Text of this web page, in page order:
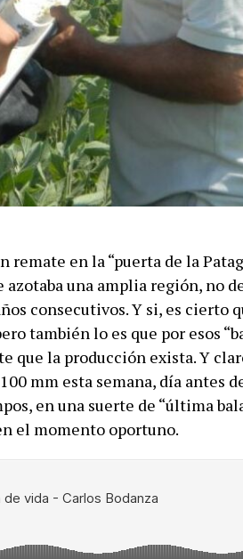
remate en la “puerta de la
una amplia región, no
consecutivos. Y si, es cierto
también lo es que por esos
la producción exista. Y
mm esta semana, día antes
en una suerte de “última
el momento oportuno.